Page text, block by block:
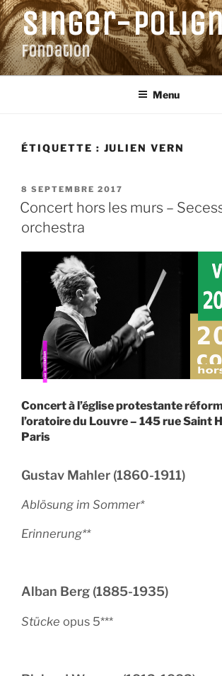
Aller
au
contenu
principal
Singer-
Fondation
Menu
ÉTIQUETTE : JULIEN VERN
PUBLIÉ
LE
8 SEPTEMBRE 2017
Concert hors les murs –
orchestra
Concert à l’église protestante
l’oratoire du Louvre – 145 rue Saint
Paris
Gustav Mahler (1860-1911)
Ablösung im Sommer*
Erinnerung**
Alban Berg (1885-1935)
Stücke opus 5***